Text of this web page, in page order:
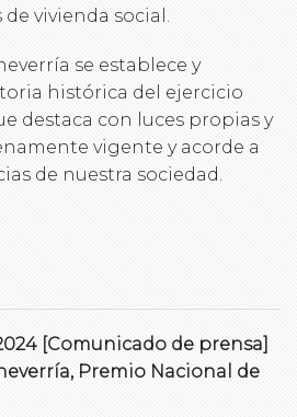
vivienda social.
se establece y
histórica del ejercicio
destaca con luces propias y
vigente y acorde a
de nuestra sociedad.
[Comunicado de prensa]
Premio Nacional de